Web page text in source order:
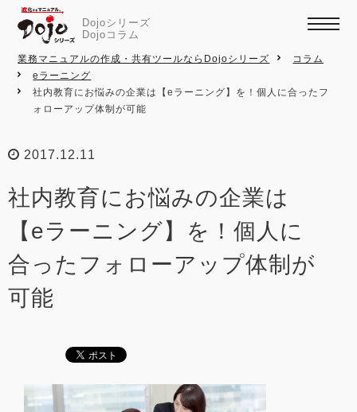
Dojoシリーズ
Dojoコラム
業務マニュアルの作成・共有ツールならDojoシリーズ
コラム
eラーニング
社内教育にお悩みの企業は【eラーニング】を！個人に合ったフ
ォローアップ体制が可能
2017.12.11
社内教育にお悩みの企業は
【eラーニング】を！個人に
合ったフォローアップ体制が
可能